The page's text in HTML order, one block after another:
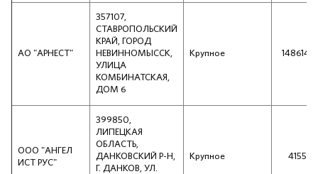
АО "АРНЕСТ"
357107,
СТАВРОПОЛЬСКИЙ
КРАЙ, ГОРОД
НЕВИННОМЫССК,
УЛИЦА
КОМБИНАТСКАЯ,
ДОМ 6
Крупное
ООО "АНГЕЛ
ИСТ РУС"
399850,
ЛИПЕЦКАЯ
ОБЛАСТЬ,
ДАНКОВСКИЙ Р-Н,
Г. ДАНКОВ, УЛ.
Крупное